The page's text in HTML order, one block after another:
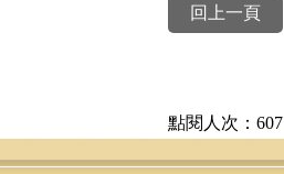
回上一頁
點閱人次：607